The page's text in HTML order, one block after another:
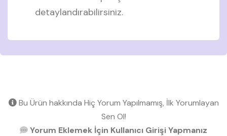
detaylandırabilirsiniz.
Bu Ürün hakkında Hiç Yorum Yapılmamış, İlk Yorumlayan
Sen Ol!
Yorum Eklemek İçin Kullanıcı Girişi Yapmanız